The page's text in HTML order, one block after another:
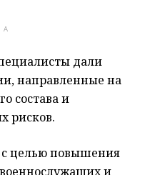
дали
направленные на
состава и
рисков.
с целью повышения
и